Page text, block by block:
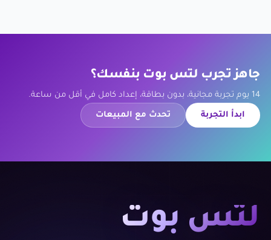
جاهز تجرب لتس بوت بنفسك؟
14 يوم تجربة مجانية، بدون بطاقة، إعداد كامل في أقل من ساعة.
ابدأ التجربة تحدث مع المبيعات
لتس بوت